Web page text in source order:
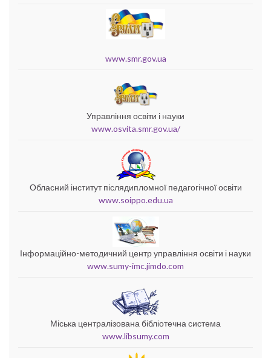
www.smr.gov.ua
Управління освіти і науки
www.osvita.smr.gov.ua/
Обласний інститут післядипломної педагогічної освіти
www.soippo.edu.ua
Інформаційно-методичний центр управління освіти і науки
www.sumy-imc.jimdo.com
Міська централізована бібліотечна система
www.libsumy.com